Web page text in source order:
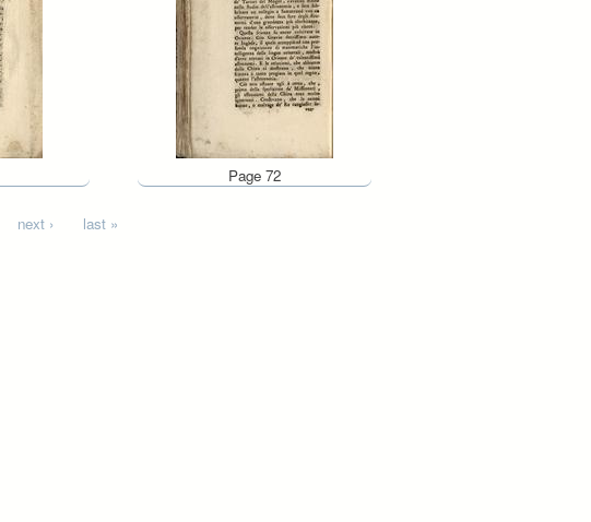
Page 72
next › last »